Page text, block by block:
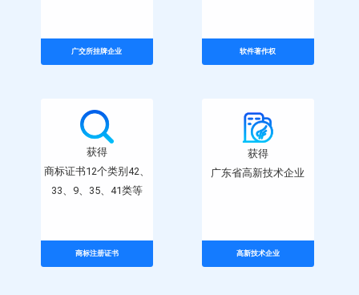
广交所挂牌企业 软件著作权
获得
商标证书12个类别42、
33、9、35、41类等
商标注册证书
获得
广东省高新技术企业
高新技术企业